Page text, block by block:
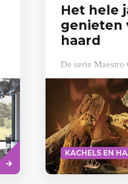
Het hele
genieten
haard
De serie Maestro
gashaarden zijn
met de unieke
functie. De
branderbed
KACHELS EN